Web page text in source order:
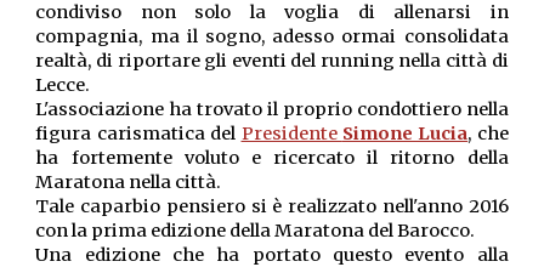
condiviso non solo la voglia di allenarsi in
compagnia, ma il sogno, adesso ormai consolidata
realtà, di riportare gli eventi del running nella città di
Lecce.
L'associazione ha trovato il proprio condottiero nella
figura carismatica del Presidente Simone Lucia, che
ha fortemente voluto e ricercato il ritorno della
Maratona nella città.
Tale caparbio pensiero si è realizzato nell'anno 2016
con la prima edizione della Maratona del Barocco.
Una edizione che ha portato questo evento alla